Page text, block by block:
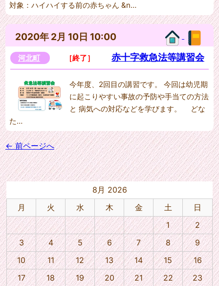
対象：ハイハイする前の赤ちゃん &n…
2020年 2月 10日 10:00
河北町 ［終了］ 赤十字救急法等講習会
今年度、2回目の講習です。 今回は幼児期
に起こりやすい事故の予防や手当ての方法
と 病気への対応などを学びます。 どな
た…
←前ページへ
8月 2026
月
火 水 木 金 土
日
1
2
3
4 5 6 7 8
9
10
11 12 13 14 15
16
17
18 19 20 21 22
23